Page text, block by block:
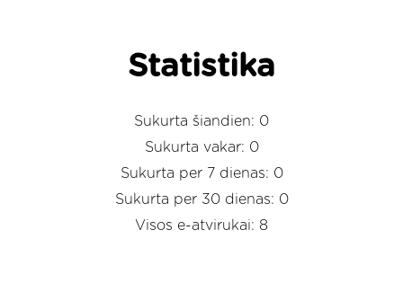
Statistika
Sukurta šiandien: 0
Sukurta vakar: 0
Sukurta per 7 dienas: 0
Sukurta per 30 dienas: 0
Visos e-atvirukai: 8